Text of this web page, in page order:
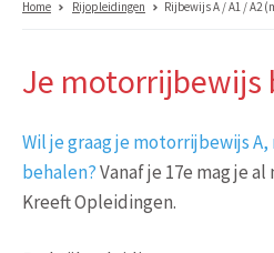
Home Rijopleidingen Rijbewijs A / A1 / A2
Je motorrijbewijs
Wil je graag je motorrijbewijs
behalen?Vanaf je 17e mag je
Kreeft Opleidingen.